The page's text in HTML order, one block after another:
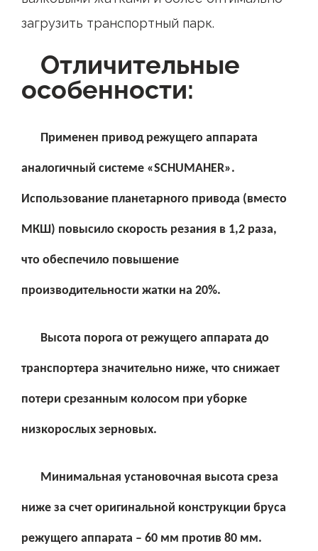
загрузить транспортный парк.
Отличительные
особенности:
Применен привод режущего аппарата
аналогичный системе «SCHUMAHER».
Использование планетарного привода (вместо
МКШ) повысило скорость резания в 1,2 раза,
что обеспечило повышение
производительности жатки на 20%.
Высота порога от режущего аппарата до
транспортера значительно ниже, что снижает
потери срезанным колосом при уборке
низкорослых зерновых.
Минимальная установочная высота среза
ниже за счет оригинальной конструкции бруса
режущего аппарата – 60 мм против 80 мм.